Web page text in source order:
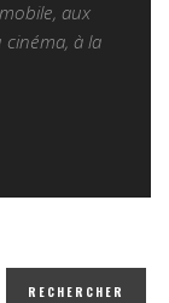
aux
à la
RECHERCHER